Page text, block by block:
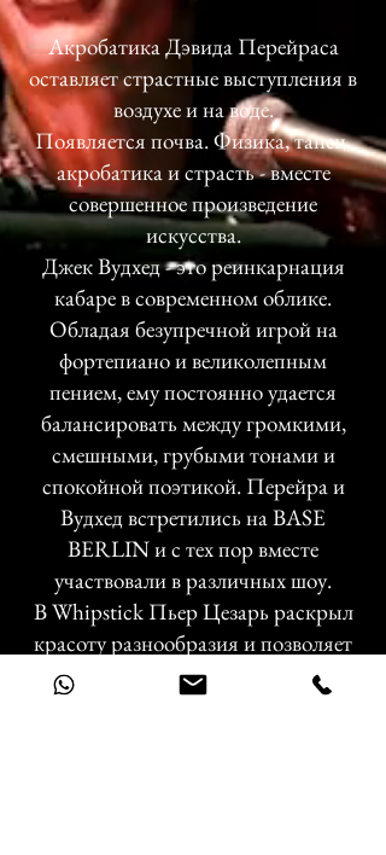
Акробатика Дэвида Перейраса
оставляет страстные выступления в
воздухе и на воде.
Появляется почва. Физика, танец,
акробатика и страсть - вместе
совершенное произведение
искусства.
Джек Вудхед - это реинкарнация
кабаре в современном облике.
Обладая безупречной игрой на
фортепиано и великолепным
пением, ему постоянно удается
балансировать между громкими,
смешными, грубыми тонами и
спокойной поэтикой. Перейра и
Вудхед встретились на BASE
BERLIN и с тех пор вместе
участвовали в различных шоу.
В Whipstick Пьер Цезарь раскрыл
красоту разнообразия и позволяет
поэзии слиться с мечтательными
звуками фортепиано.